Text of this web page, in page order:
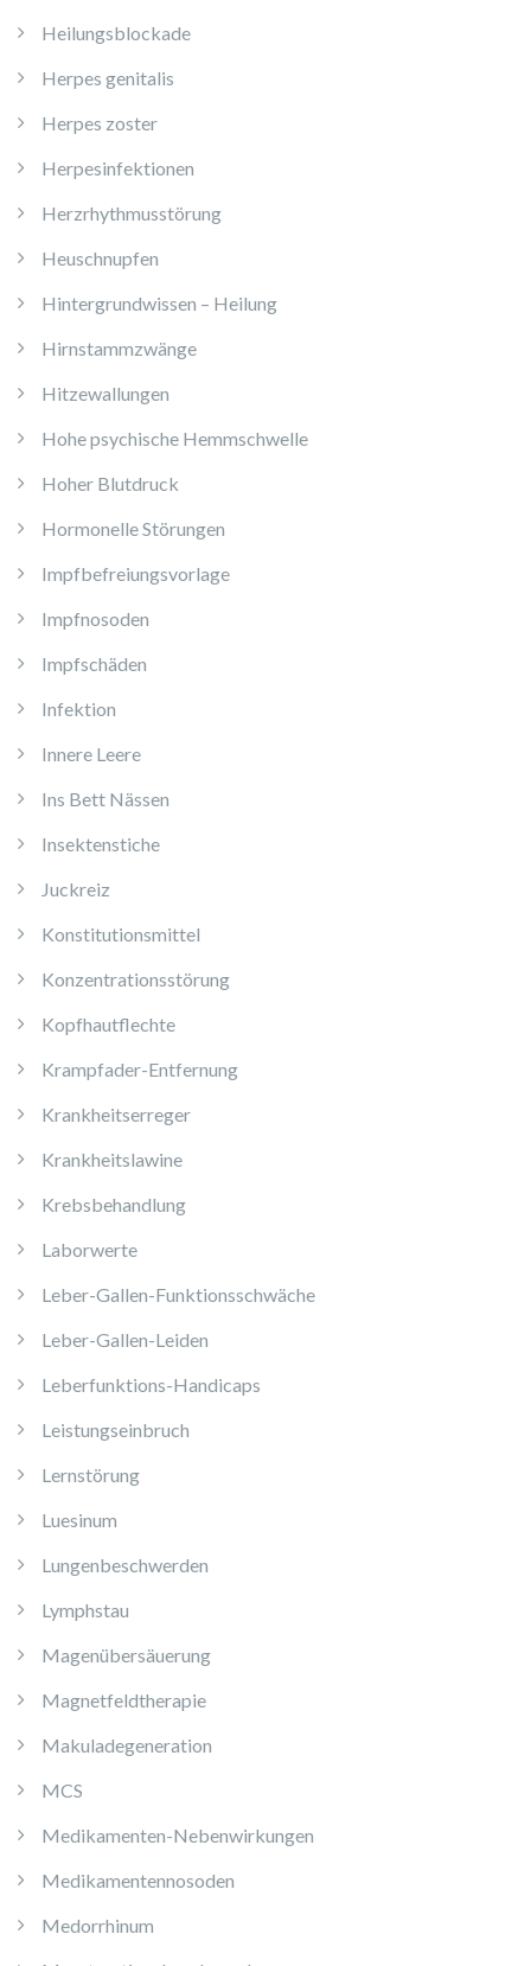
Heilungsblockade
Herpes genitalis
Herpes zoster
Herpesinfektionen
Herzrhythmusstörung
Heuschnupfen
Hintergrundwissen – Heilung
Hirnstammzwänge
Hitzewallungen
Hohe psychische Hemmschwelle
Hoher Blutdruck
Hormonelle Störungen
Impfbefreiungsvorlage
Impfnosoden
Impfschäden
Infektion
Innere Leere
Ins Bett Nässen
Insektenstiche
Juckreiz
Konstitutionsmittel
Konzentrationsstörung
Kopfhautflechte
Krampfader-Entfernung
Krankheitserreger
Krankheitslawine
Krebsbehandlung
Laborwerte
Leber-Gallen-Funktionsschwäche
Leber-Gallen-Leiden
Leberfunktions-Handicaps
Leistungseinbruch
Lernstörung
Luesinum
Lungenbeschwerden
Lymphstau
Magenübersäuerung
Magnetfeldtherapie
Makuladegeneration
MCS
Medikamenten-Nebenwirkungen
Medikamentennosoden
Medorrhinum